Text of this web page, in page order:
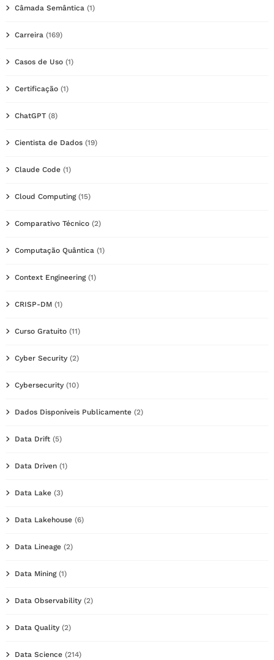
Câmada Semântica (1)
Carreira (169)
Casos de Uso (1)
Certificação (1)
ChatGPT (8)
Cientista de Dados (19)
Claude Code (1)
Cloud Computing(15)
Comparativo Técnico (2)
Computação Quântica (1)
Context Engineering(1)
CRISP-DM (1)
Curso Gratuito (11)
Cyber Security (2)
Cybersecurity (10)
Dados Disponíveis Publicamente (2)
Data Drift (5)
Data Driven (1)
Data Lake (3)
Data Lakehouse (6)
Data Lineage (2)
Data Mining(1)
Data Observability (2)
Data Quality (2)
Data Science (214)